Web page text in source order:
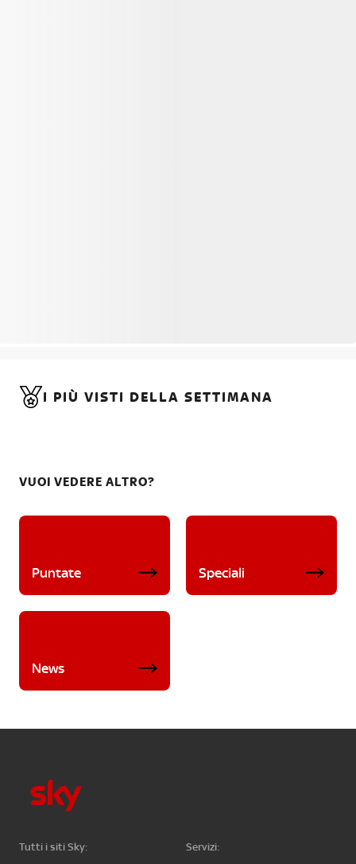
I PIÙ VISTI DELLA SETTIMANA
VUOI VEDERE ALTRO?
Puntate Speciali
News
Tutti i siti Sky:
Servizi: